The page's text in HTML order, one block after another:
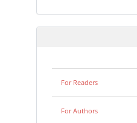
For Readers
For Authors